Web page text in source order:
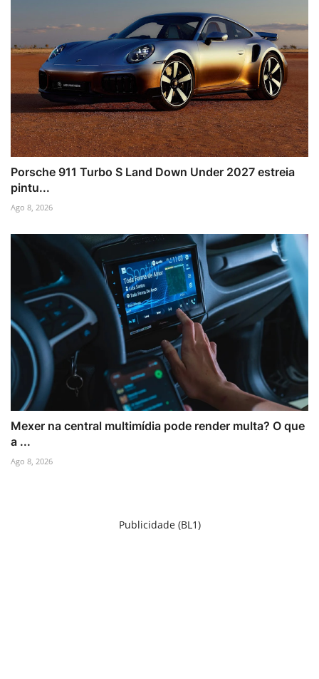
Porsche 911 Turbo S Land Down Under 2027 estreia
pintu...
Ago 8, 2026
Mexer na central multimídia pode render multa? O que
a ...
Ago 8, 2026
Publicidade (BL1)